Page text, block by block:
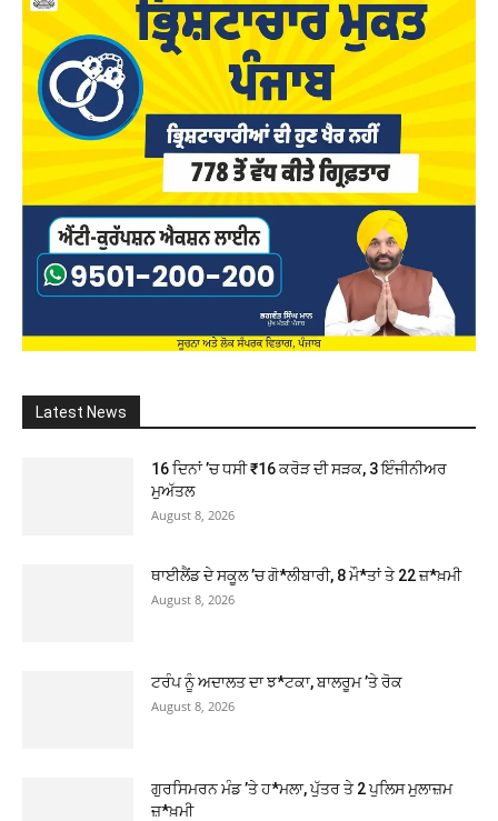
Latest News
16 ਦਿਨਾਂ ’ਚ ਧਸੀ ₹16 ਕਰੋੜ ਦੀ ਸੜਕ, 3 ਇੰਜੀਨੀਅਰ
ਮੁਅੱਤਲ
August 8, 2026
ਥਾਈਲੈਂਡ ਦੇ ਸਕੂਲ ’ਚ ਗੋ*ਲੀਬਾਰੀ, 8 ਮੌ*ਤਾਂ ਤੇ 22 ਜ਼*ਖ਼ਮੀ
August 8, 2026
ਟਰੰਪ ਨੂੰ ਅਦਾਲਤ ਦਾ ਝ*ਟਕਾ, ਬਾਲਰੂਮ ’ਤੇ ਰੋਕ
August 8, 2026
ਗੁਰਸਿਮਰਨ ਮੰਡ ’ਤੇ ਹ*ਮਲਾ, ਪੁੱਤਰ ਤੇ 2 ਪੁਲਿਸ ਮੁਲਾਜ਼ਮ
ਜ਼*ਖ਼ਮੀ